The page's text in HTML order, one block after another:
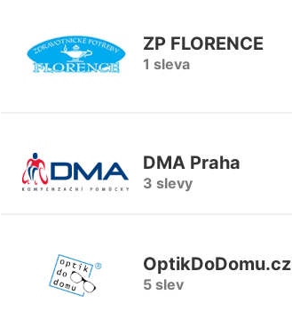
ZP FLORENCE
1 sleva
DMA Praha
3 slevy
OptikDoDomu.cz
5 slev